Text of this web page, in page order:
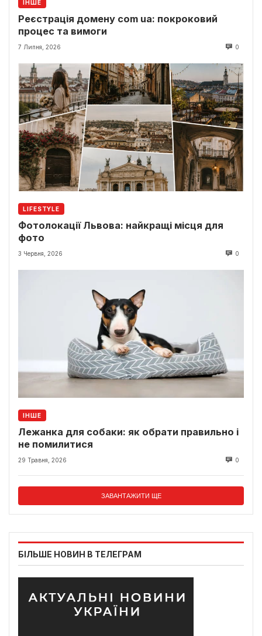
ІНШЕ
Реєстрація домену com ua: покроковий
процес та вимоги
7 Липня, 2026 0
LIFESTYLE
Фотолокації Львова: найкращі місця для
фото
3 Червня, 2026 0
ІНШЕ
Лежанка для собаки: як обрати правильно і
не помилитися
29 Травня, 2026 0
ЗАВАНТАЖИТИ ЩЕ
БІЛЬШЕ НОВИН В ТЕЛЕГРАМ